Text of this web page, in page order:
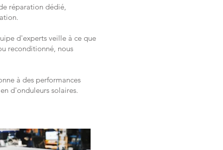
réparation dédié,
d'experts veille à ce que
reconditionné, nous
à des performances
d'onduleurs solaires.